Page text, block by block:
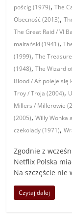
pościg (1979),The
Obecność (2013),
The Great Raid / VI
maltański (1941),
(1999),The
(1948),The Wizard
Blood / Aż poleje się
Troy / Troja (2004),
Millers / Millerowie
(2005),Willy Wonka
czekolady (1971),
Zgodnie z
Netflix Polska
Na szczęście nie
Czytaj dalej